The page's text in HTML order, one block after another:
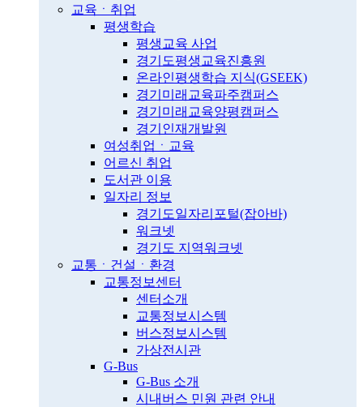
교육ㆍ취업
평생학습
평생교육 사업
경기도평생교육진흥원
온라인평생학습 지식(GSEEK)
경기미래교육파주캠퍼스
경기미래교육양평캠퍼스
경기인재개발원
여성취업ㆍ교육
어르신 취업
도서관 이용
일자리 정보
경기도일자리포털(잡아바)
워크넷
경기도 지역워크넷
교통ㆍ건설ㆍ환경
교통정보센터
센터소개
교통정보시스템
버스정보시스템
가상전시관
G-Bus
G-Bus 소개
시내버스 민원 관련 안내